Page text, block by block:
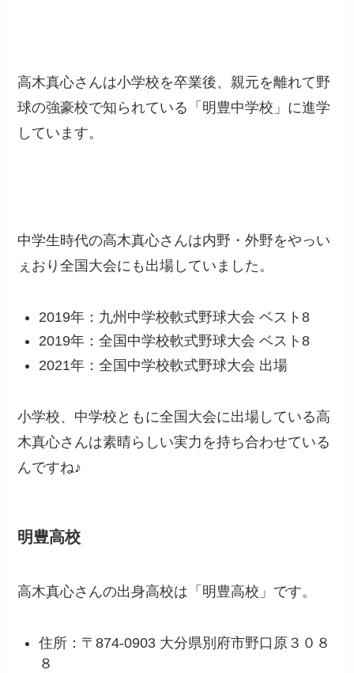
高木真心さんは小学校を卒業後、親元を離れて野
球の強豪校で知られている「明豊中学校」に進学
しています。
中学生時代の高木真心さんは内野・外野をやっい
ぇおり全国大会にも出場していました。
2019年：九州中学校軟式野球大会 ベスト8
2019年：全国中学校軟式野球大会 ベスト8
2021年：全国中学校軟式野球大会 出場
小学校、中学校ともに全国大会に出場している高
木真心さんは素晴らしい実力を持ち合わせている
んですね♪
明豊高校
高木真心さんの出身高校は「明豊高校」です。
住所：〒874-0903 大分県別府市野口原３０８
８